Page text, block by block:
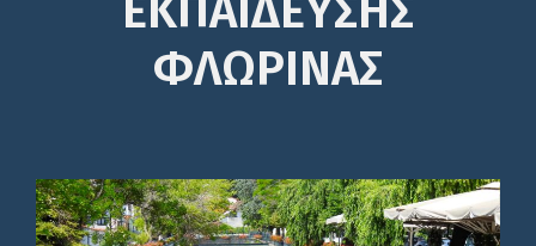
ΕΚΠΑΊΔΕΥΣΗΣ
ΦΛΩΡΙΝΑΣ